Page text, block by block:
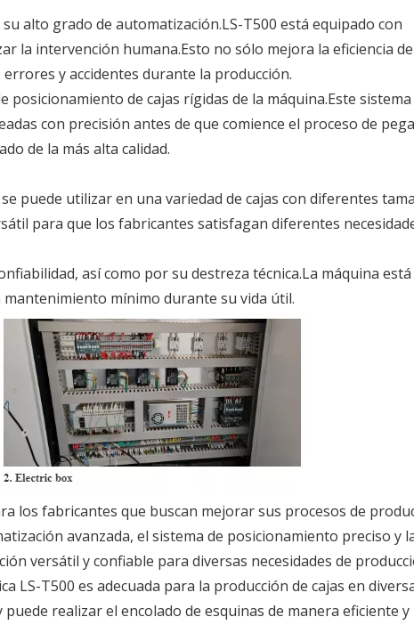
alto grado de automatización.LS-T500 está equipado con
la intervención humana.Esto no sólo mejora la eficiencia
y accidentes durante la producción.
de cajas rígidas de la máquina.Este sistema
con precisión antes de que comience el proceso de
de la más alta calidad.
puede utilizar en una variedad de cajas con diferentes
para que los fabricantes satisfagan diferentes
así como por su destreza técnica.La máquina está
mínimo durante su vida útil.
los fabricantes que buscan mejorar sus procesos de
avanzada, el sistema de posicionamiento preciso y
versátil y confiable para diversas necesidades de
LS-T500 es adecuada para la producción de cajas en
realizar el encolado de esquinas de manera eficiente y